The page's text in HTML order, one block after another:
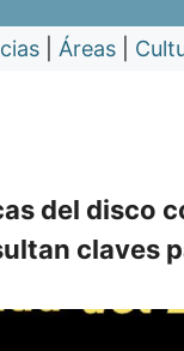
Áreas
del disco
claves